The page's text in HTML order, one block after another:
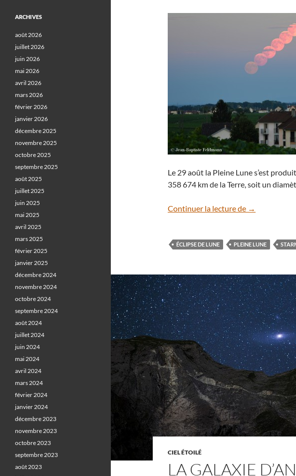
Le 29 août la Pleine Lune s’est
358 674 km de la Terre, soit un
Continuer la lecture de Retour sur la
→
ÉCLIPSE DE LUNE PLEINE LUNE
CIEL ÉTOILÉ
LA GALAXIE
ARCHIVES
août 2026
juillet 2026
juin 2026
mai 2026
avril 2026
mars 2026
février 2026
janvier 2026
décembre 2025
novembre 2025
octobre 2025
septembre 2025
août 2025
juillet 2025
juin 2025
mai 2025
avril 2025
mars 2025
février 2025
janvier 2025
décembre 2024
novembre 2024
octobre 2024
septembre 2024
août 2024
juillet 2024
juin 2024
mai 2024
avril 2024
mars 2024
février 2024
janvier 2024
décembre 2023
novembre 2023
octobre 2023
septembre 2023
août 2023